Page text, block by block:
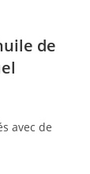
de
avec de